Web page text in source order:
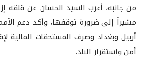
من جانبه، أعرب السيد الحسان عن قلقه
مشيراً إلى ضرورة توقفها، وأكد دعم
أربيل وبغداد وصرف المستحقات المالية
أمن واستقرار البلد.